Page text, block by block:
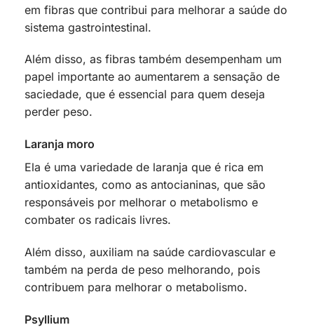
em fibras que contribui para melhorar a saúde do
sistema gastrointestinal.
Além disso, as fibras também desempenham um
papel importante ao aumentarem a sensação de
saciedade, que é essencial para quem deseja
perder peso.
Laranja moro
Ela é uma variedade de laranja que é rica em
antioxidantes, como as antocianinas, que são
responsáveis por melhorar o metabolismo e
combater os radicais livres.
Além disso, auxiliam na saúde cardiovascular e
também na perda de peso melhorando, pois
contribuem para melhorar o metabolismo.
Psyllium